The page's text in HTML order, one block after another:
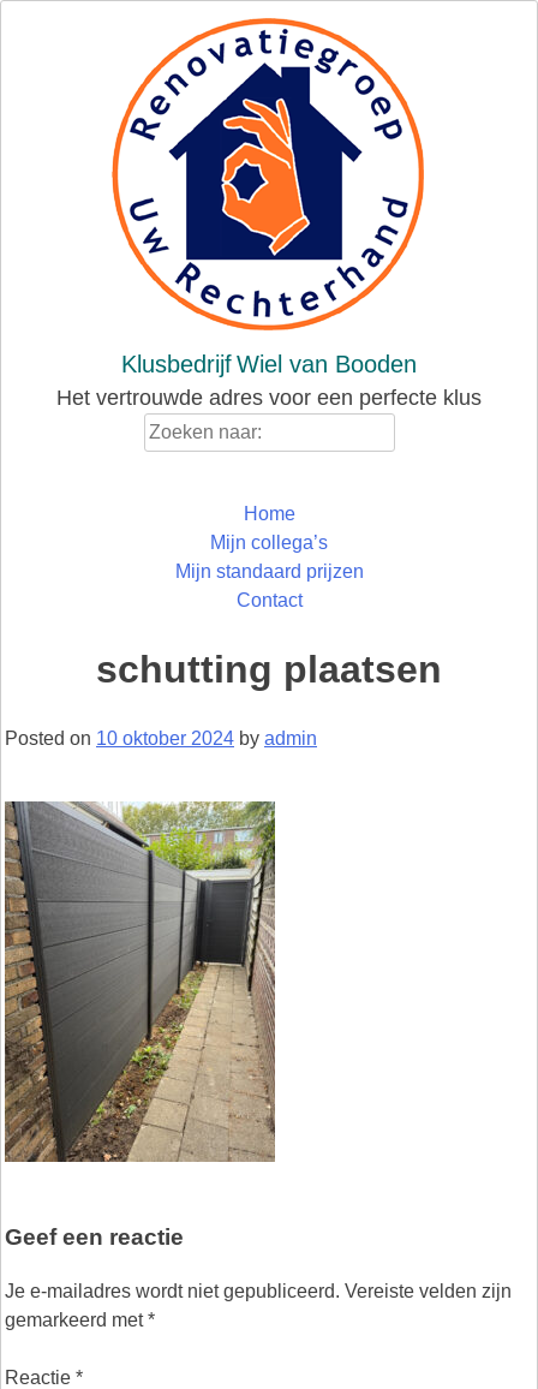
KlusbedrijfWiel van Booden
Het vertrouwde adres voor een perfecte klus
Home
Mijn collega’s
Mijn standaard prijzen
Contact
schutting plaatsen
Posted on 10 oktober 2024 by admin
Geef een reactie
Je e-mailadres wordt niet gepubliceerd. Vereiste velden zijn
gemarkeerd met*
Reactie *